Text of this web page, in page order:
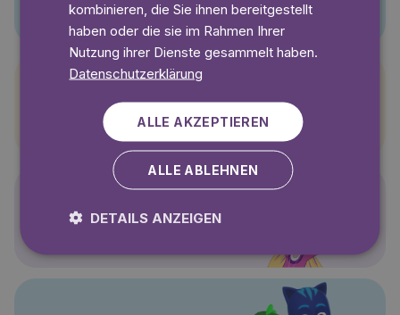
Pettersson und Findus
Polly Pocket
kombinieren, die Sie ihnen bereitgestellt
haben oder die sie im Rahmen Ihrer
Nutzung ihrer Dienste gesammelt haben.
Datenschutzerklärung
ALLE AKZEPTIEREN
ALLE ABLEHNEN
DETAILS ANZEIGEN